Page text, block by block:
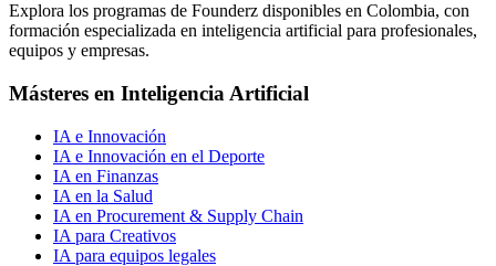
Explora los programas de Founderz disponibles en Colombia, con
formación especializada en inteligencia artificial para profesionales,
equipos y empresas.
Másteres en Inteligencia Artificial
IA e Innovación
IA e Innovación en el Deporte
IA en Finanzas
IA en la Salud
IA en Procurement & Supply Chain
IA para Creativos
IA para equipos legales